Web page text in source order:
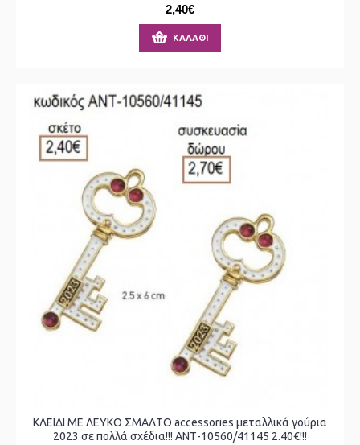
2,40€
ΚΑΛΆΘΙ
ΚΛΕΙΔΙ ΜΕ ΛΕΥΚΟ ΣΜΑΛΤΟ accessories μεταλλικά γούρια
2023 σε πολλά σχέδια!!! ΑΝΤ-10560/41145 2.40€!!!